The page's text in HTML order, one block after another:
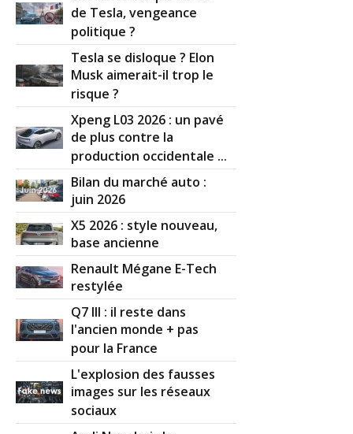
de Tesla, vengeance
politique ?
Tesla se disloque ? Elon
Musk aimerait-il trop le
risque ?
Xpeng L03 2026 : un pavé
de plus contre la
production occidentale ...
Bilan du marché auto :
juin 2026
X5 2026 : style nouveau,
base ancienne
Renault Mégane E-Tech
restylée
Q7 III : il reste dans
l'ancien monde + pas
pour la France
L'explosion des fausses
images sur les réseaux
sociaux